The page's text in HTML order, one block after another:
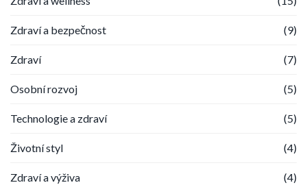
Zdraví a bezpečnost (9)
Zdraví (7)
Osobní rozvoj (5)
Technologie a zdraví (5)
Životní styl (4)
Zdraví a výživa (4)